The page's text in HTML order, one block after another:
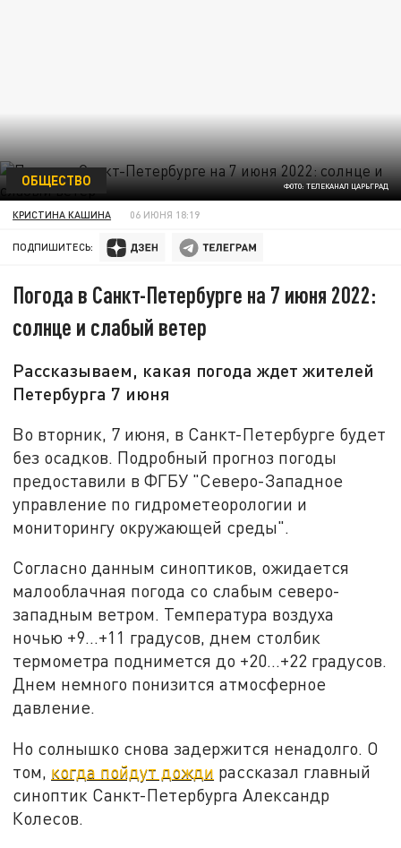
ФОТО: ТЕЛЕКАНАЛ ЦАРЬГРАД
ОБЩЕСТВО
КРИСТИНА КАШИНА 06 ИЮНЯ 18:19
ПОДПИШИТЕСЬ:
Погода в Санкт-Петербурге на 7 июня 2022:
солнце и слабый ветер
Рассказываем, какая погода ждет жителей
Петербурга 7 июня
Во вторник, 7 июня, в Санкт-Петербурге будет
без осадков. Подробный прогноз погоды
предоставили в ФГБУ "Северо-Западное
управление по гидрометеорологии и
мониторингу окружающей среды".
Согласно данным синоптиков, ожидается
малооблачная погода со слабым северо-
западным ветром. Температура воздуха
ночью +9...+11 градусов, днем столбик
термометра поднимется до +20...+22 градусов.
Днем немного понизится атмосферное
давление.
Но солнышко снова задержится ненадолго. О
том, когда пойдут дожди рассказал главный
синоптик Санкт-Петербурга Александр
Колесов.